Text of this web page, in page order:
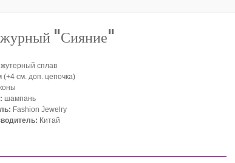
"Сияние"
сплав
(+4 см. доп. цепочка)
шампань
Fashion Jewelry
Китай